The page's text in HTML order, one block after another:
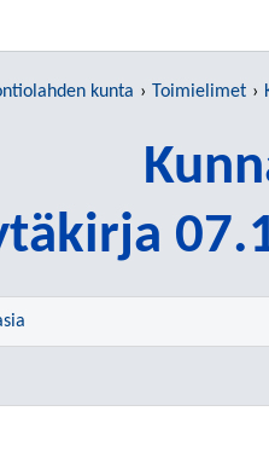
kunta Toimielimet